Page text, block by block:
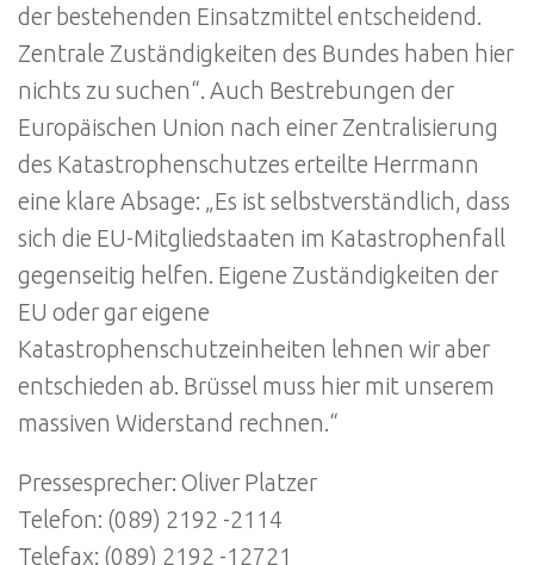
der bestehenden Einsatzmittel entscheidend.
Zentrale Zuständigkeiten des Bundes haben hier
nichts zu suchen“. Auch Bestrebungen der
Europäischen Union nach einer Zentralisierung
des Katastrophenschutzes erteilte Herrmann
eine klare Absage: „Es ist selbstverständlich, dass
sich die EU-Mitgliedstaaten im Katastrophenfall
gegenseitig helfen. Eigene Zuständigkeiten der
EU oder gar eigene
Katastrophenschutzeinheiten lehnen wir aber
entschieden ab. Brüssel muss hier mit unserem
massiven Widerstand rechnen.“
Pressesprecher: Oliver Platzer
Telefon: (089) 2192 -2114
Telefax: (089) 2192 -12721